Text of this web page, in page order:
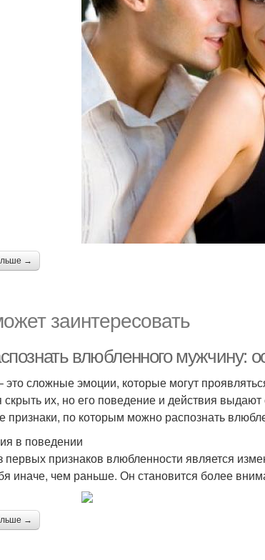
→
заинтересовать
влюбленного мужчину:
сложные эмоции, которые могут
скрыть их, но его поведение и действия
признаки, по которым можно распознать
в поведении
признаков влюбленности является
иначе, чем раньше. Он становится более
→